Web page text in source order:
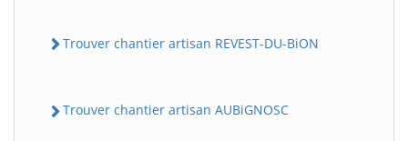
Trouver chantier artisan REVEST-DU-BiON
Trouver chantier artisan AUBiGNOSC